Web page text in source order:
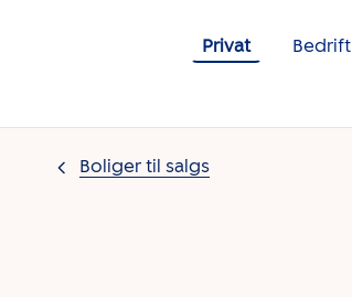
Privat
Bedrift
Boliger til salgs